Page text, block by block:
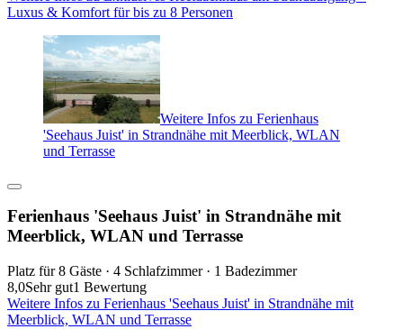
Luxus & Komfort für bis zu 8 Personen
Weitere Infos zu Ferienhaus
'Seehaus Juist' in Strandnähe mit Meerblick, WLAN
und Terrasse
Ferienhaus 'Seehaus Juist' in Strandnähe mit
Meerblick, WLAN und Terrasse
Platz für 8 Gäste · 4 Schlafzimmer · 1 Badezimmer
8,0Sehr gut1 Bewertung
Weitere Infos zu Ferienhaus 'Seehaus Juist' in Strandnähe mit
Meerblick, WLAN und Terrasse